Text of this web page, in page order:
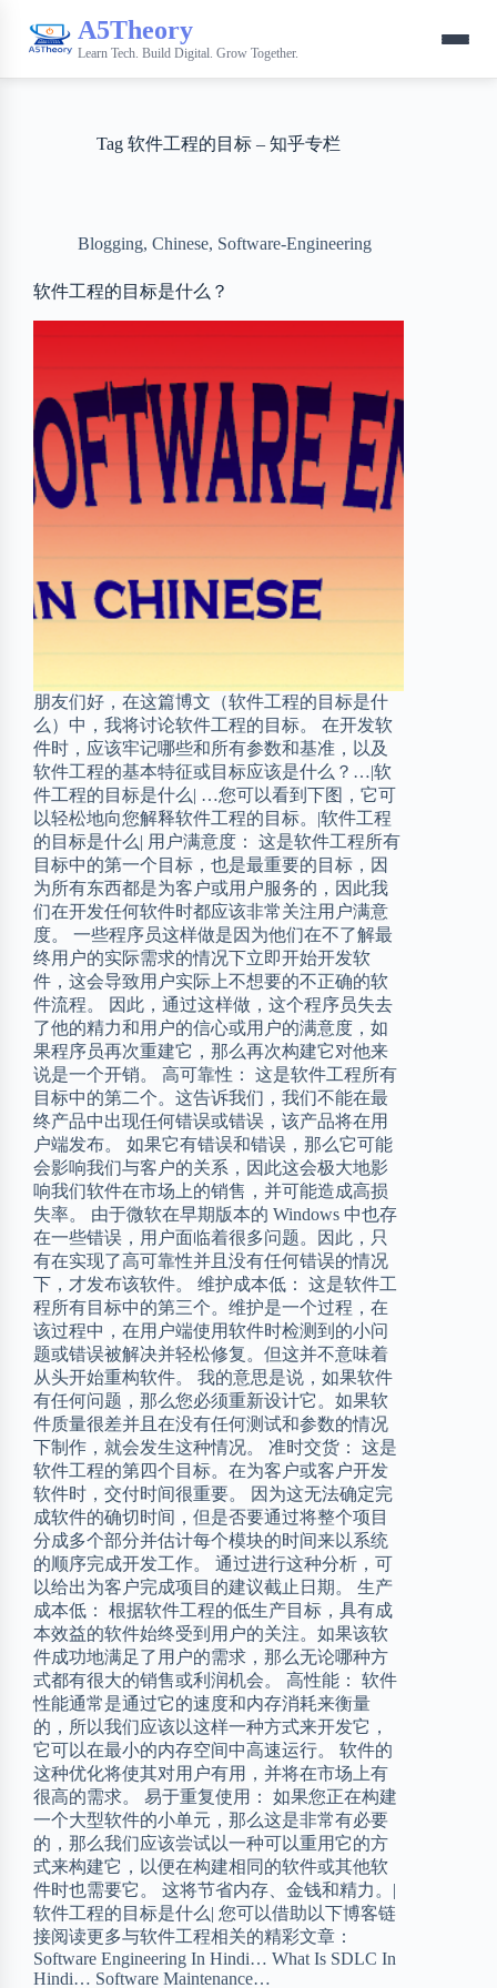
A5Theory
Learn Tech. Build Digital. Grow Together.
Tag 软件工程的目标 – 知乎专栏
Blogging, Chinese, Software-Engineering
软件工程的目标是什么？
朋友们好，在这篇博文（软件工程的目标是什
么）中，我将讨论软件工程的目标。 在开发软
件时，应该牢记哪些和所有参数和基准，以及
软件工程的基本特征或目标应该是什么？…|软
件工程的目标是什么| …您可以看到下图，它可
以轻松地向您解释软件工程的目标。|软件工程
的目标是什么| 用户满意度： 这是软件工程所有
目标中的第一个目标，也是最重要的目标，因
为所有东西都是为客户或用户服务的，因此我
们在开发任何软件时都应该非常关注用户满意
度。 一些程序员这样做是因为他们在不了解最
终用户的实际需求的情况下立即开始开发软
件，这会导致用户实际上不想要的不正确的软
件流程。 因此，通过这样做，这个程序员失去
了他的精力和用户的信心或用户的满意度，如
果程序员再次重建它，那么再次构建它对他来
说是一个开销。 高可靠性： 这是软件工程所有
目标中的第二个。这告诉我们，我们不能在最
终产品中出现任何错误或错误，该产品将在用
户端发布。 如果它有错误和错误，那么它可能
会影响我们与客户的关系，因此这会极大地影
响我们软件在市场上的销售，并可能造成高损
失率。 由于微软在早期版本的 Windows 中也存
在一些错误，用户面临着很多问题。因此，只
有在实现了高可靠性并且没有任何错误的情况
下，才发布该软件。 维护成本低： 这是软件工
程所有目标中的第三个。维护是一个过程，在
该过程中，在用户端使用软件时检测到的小问
题或错误被解决并轻松修复。但这并不意味着
从头开始重构软件。 我的意思是说，如果软件
有任何问题，那么您必须重新设计它。如果软
件质量很差并且在没有任何测试和参数的情况
下制作，就会发生这种情况。 准时交货： 这是
软件工程的第四个目标。在为客户或客户开发
软件时，交付时间很重要。 因为这无法确定完
成软件的确切时间，但是否要通过将整个项目
分成多个部分并估计每个模块的时间来以系统
的顺序完成开发工作。 通过进行这种分析，可
以给出为客户完成项目的建议截止日期。 生产
成本低： 根据软件工程的低生产目标，具有成
本效益的软件始终受到用户的关注。如果该软
件成功地满足了用户的需求，那么无论哪种方
式都有很大的销售或利润机会。 高性能： 软件
性能通常是通过它的速度和内存消耗来衡量
的，所以我们应该以这样一种方式来开发它，
它可以在最小的内存空间中高速运行。 软件的
这种优化将使其对用户有用，并将在市场上有
很高的需求。 易于重复使用： 如果您正在构建
一个大型软件的小单元，那么这是非常有必要
的，那么我们应该尝试以一种可以重用它的方
式来构建它，以便在构建相同的软件或其他软
件时也需要它。 这将节省内存、金钱和精力。|
软件工程的目标是什么| 您可以借助以下博客链
接阅读更多与软件工程相关的精彩文章：
Software Engineering In Hindi… What Is SDLC In
Hindi… Software Maintenance…